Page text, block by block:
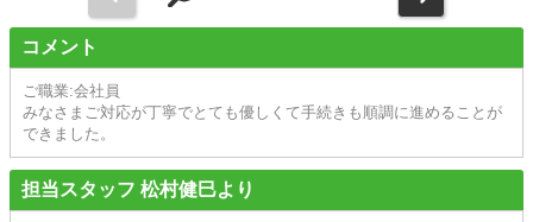
コメント
ご職業:会社員
みなさまご対応が丁寧でとても優しくて手続きも順調に進めることが
できました。
担当スタッフ 松村健巳より